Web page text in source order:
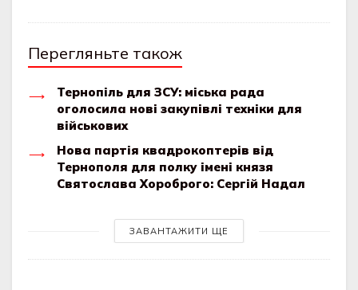
Перегляньте також
Тернопіль для ЗСУ: міська рада
оголосила нові закупівлі техніки для
військових
Нова партія квадрокоптерів від
Тернополя для полку імені князя
Святослава Хороброго: Сергій Надал
ЗАВАНТАЖИТИ ЩЕ